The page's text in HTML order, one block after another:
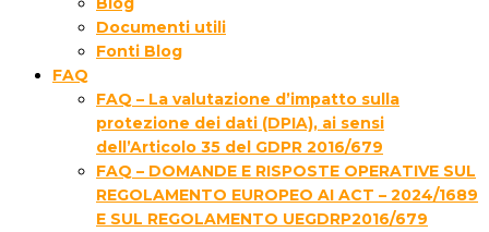
Documenti utili
Fonti Blog
FAQ
FAQ – La valutazione d’impatto sulla
protezione dei dati (DPIA), ai sensi
dell’Articolo 35 del GDPR 2016/679
FAQ – DOMANDE E RISPOSTE OPERATIVE SUL
REGOLAMENTO EUROPEO AI ACT – 2024/1689
E SUL REGOLAMENTO UEGDRP2016/679